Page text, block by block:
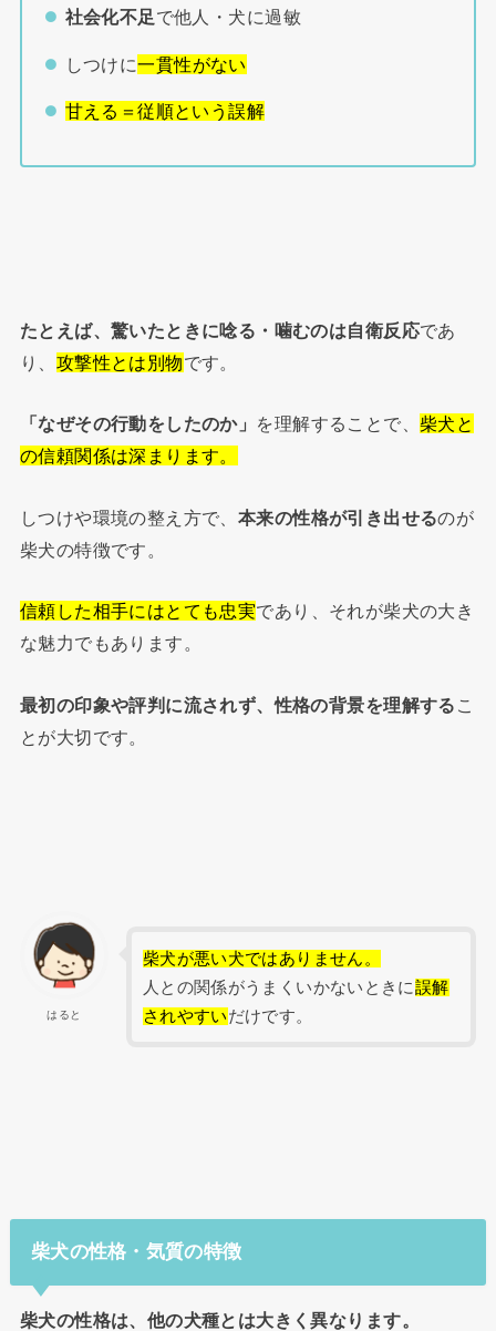
社会化不足 で他人・犬に過敏
しつけに一貫性がない
甘える＝従順という誤解
たとえば、驚いたときに唸る・噛むのは自衛反応であ
り、 攻撃性とは別物です。
「なぜその行動をしたのか」 を理解することで、 柴犬と
の信頼関係は深まります。
しつけや環境の整え方で、 本来の性格が引き出せるのが
柴犬の特徴です。
信頼した相手にはとても忠実であり、それが柴犬の大き
な魅力でもあります。
最初の印象や評判に流されず、性格の背景を理解する こ
とが大切です。
はると
柴犬が悪い犬ではありません。
人との関係がうまくいかないときに誤解
されやすいだけです。
柴犬の性格・気質の特徴
柴犬の性格は、他の犬種とは大きく異なります。